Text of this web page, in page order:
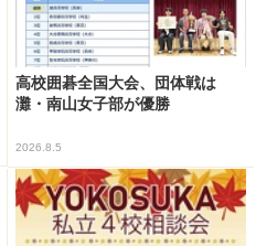
高校囲碁全国大会、団体戦は
灘・南山女子部が優勝
2026.8.5